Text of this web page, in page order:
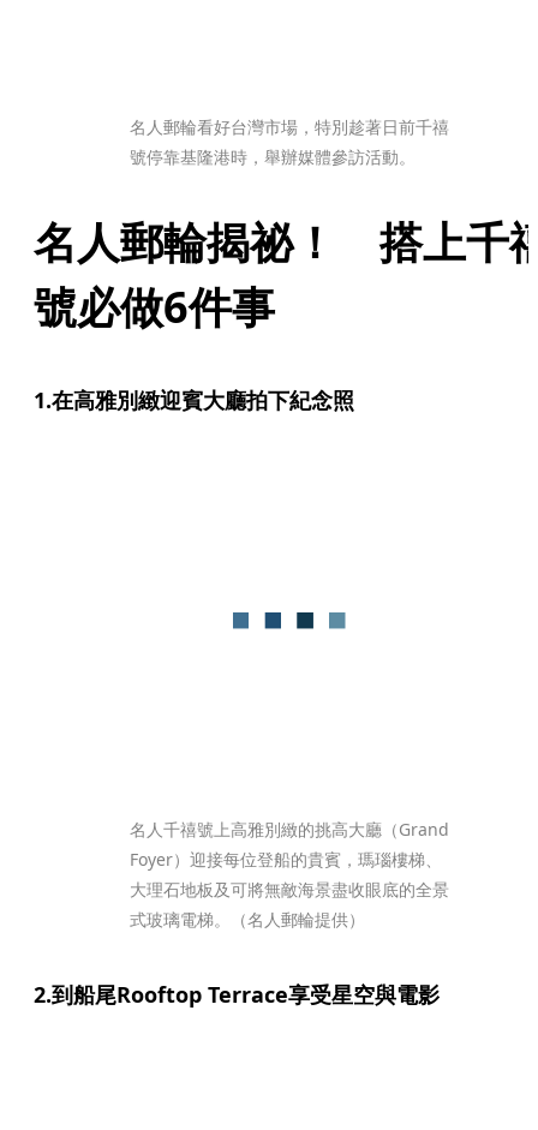
名人郵輪看好台灣市場，特別趁著日前千禧
號停靠基隆港時，舉辦媒體參訪活動。
名人郵輪揭祕！　搭上千
號必做6件事
1.在高雅別緻迎賓大廳拍下紀念照
名人千禧號上高雅別緻的挑高大廳（Grand
Foyer）迎接每位登船的貴賓，瑪瑙樓梯、
大理石地板及可將無敵海景盡收眼底的全景
式玻璃電梯。（名人郵輪提供）
2.到船尾Rooftop Terrace享受星空與電影